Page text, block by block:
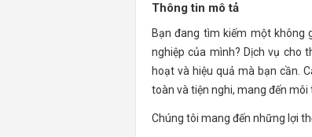
Thông tin mô tả
Bạn đang tìm kiếm một không
nghiệp của mình? Dịch vụ cho
hoạt và hiệu quả mà bạn cần.
toàn và tiện nghi, mang đến môi
Chúng tôi mang đến những lợi